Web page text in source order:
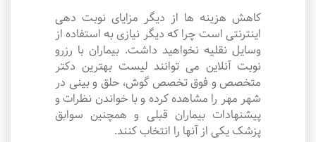
کاهش هزینه ها از دیگر مزایای نوبت دهی
اینترنتی است چرا که دیگر نیازی به استفاده از
وسایل نقلیه نخواهید داشت. بیماران با رزرو
نوبت آنلاین می توانند لیست بهترین دکتر
متخصص و فوق تخصص گوش، حلق و بینی در
شهر مهر را مشاهده کرده و با خواندن نظرات و
پیشنهادات بیماران قبلی و همچنین سوابق
پزشک یکی از آنها را انتخاب کنند.